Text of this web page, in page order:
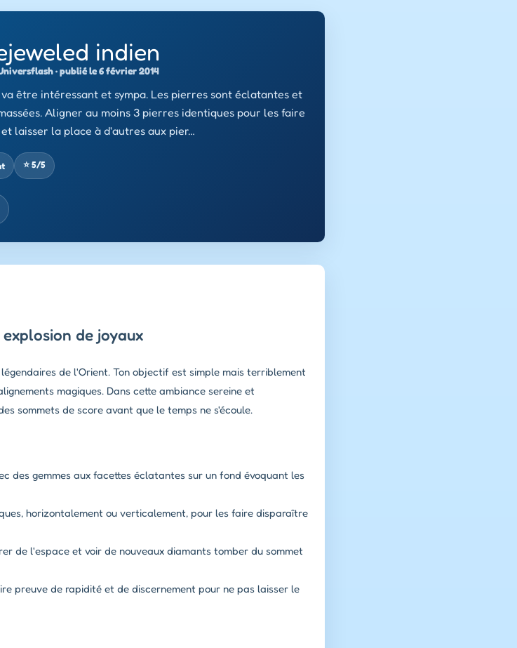
indien
· publié le 6 février 2014
être intéressant et sympa. Les pierres sont éclatantes et
Aligner au moins 3 pierres identiques pour les faire
laisser la place à d'autres aux pier…
⭐ 5/5
de joyaux
de l'Orient. Ton objectif est simple mais terriblement
magiques. Dans cette ambiance sereine et
sommets de score avant que le temps ne s'écoule.
des gemmes aux facettes éclatantes sur un fond évoquant les
horizontalement ou verticalement, pour les faire disparaître
de l'espace et voir de nouveaux diamants tomber du sommet
preuve de rapidité et de discernement pour ne pas laisser le